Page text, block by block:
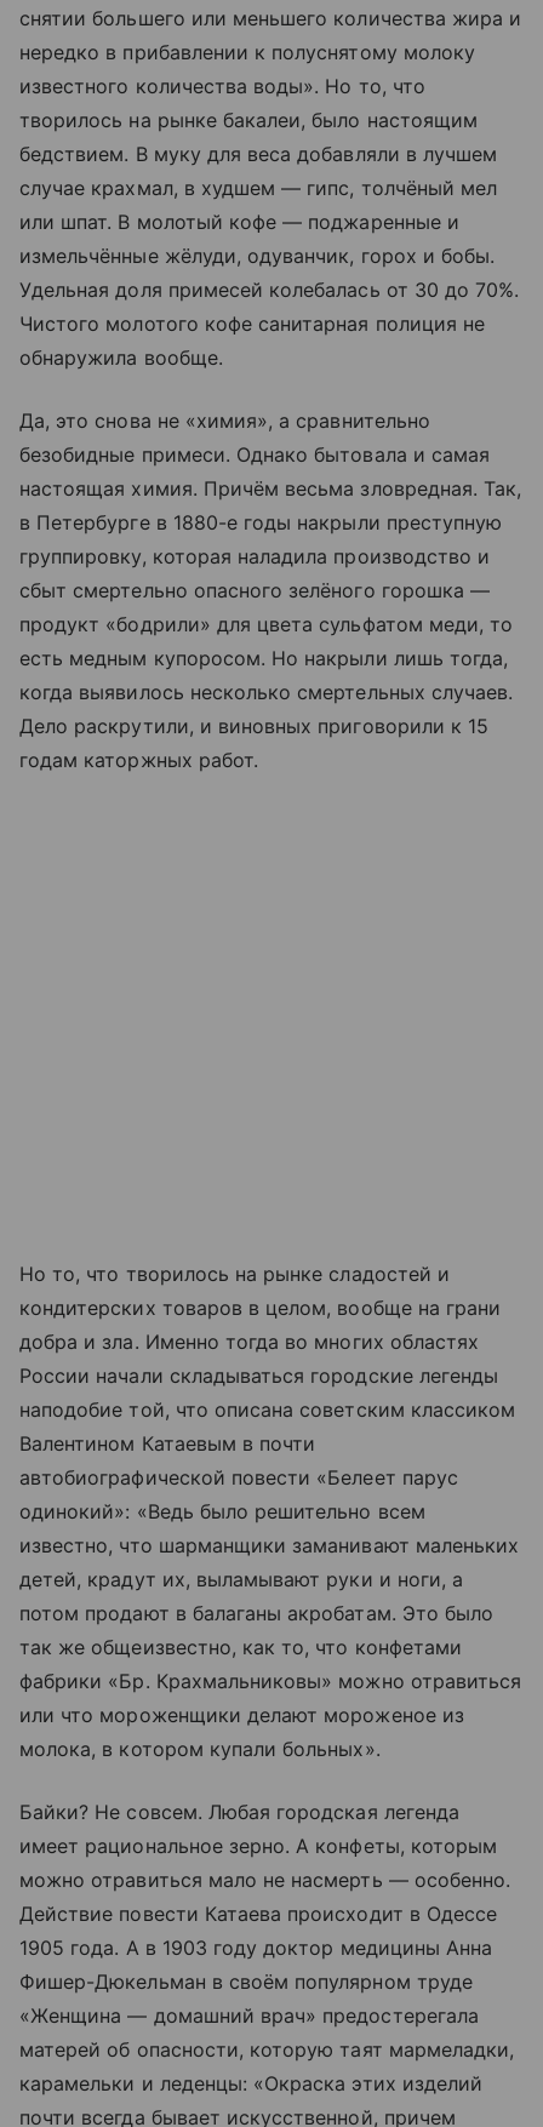
снятии большего или меньшего количества жира и
нередко в прибавлении к полуснятому молоку
известного количества воды». Но то, что
творилось на рынке бакалеи, было настоящим
бедствием. В муку для веса добавляли в лучшем
случае крахмал, в худшем — гипс, толчёный мел
или шпат. В молотый кофе — поджаренные и
измельчённые жёлуди, одуванчик, горох и бобы.
Удельная доля примесей колебалась от 30 до 70%.
Чистого молотого кофе санитарная полиция не
обнаружила вообще.
Да, это снова не «химия», а сравнительно
безобидные примеси. Однако бытовала и самая
настоящая химия. Причём весьма зловредная. Так,
в Петербурге в 1880-е годы накрыли преступную
группировку, которая наладила производство и
сбыт смертельно опасного зелёного горошка —
продукт «бодрили» для цвета сульфатом меди, то
есть медным купоросом. Но накрыли лишь тогда,
когда выявилось несколько смертельных случаев.
Дело раскрутили, и виновных приговорили к 15
годам каторжных работ.
Но то, что творилось на рынке сладостей и
кондитерских товаров в целом, вообще на грани
добра и зла. Именно тогда во многих областях
России начали складываться городские легенды
наподобие той, что описана советским классиком
Валентином Катаевым в почти
автобиографической повести «Белеет парус
одинокий»: «Ведь было решительно всем
известно, что шарманщики заманивают маленьких
детей, крадут их, выламывают руки и ноги, а
потом продают в балаганы акробатам. Это было
так же общеизвестно, как то, что конфетами
фабрики «Бр. Крахмальниковы» можно отравиться
или что мороженщики делают мороженое из
молока, в котором купали больных».
Байки? Не совсем. Любая городская легенда
имеет рациональное зерно. А конфеты, которым
можно отравиться мало не насмерть — особенно.
Действие повести Катаева происходит в Одессе
1905 года. А в 1903 году доктор медицины Анна
Фишер-Дюкельман в своём популярном труде
«Женщина — домашний врач» предостерегала
матерей об опасности, которую таят мармеладки,
карамельки и леденцы: «Окраска этих изделий
почти всегда бывает искусственной, причем